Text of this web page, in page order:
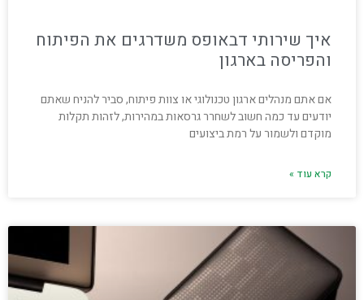
איך שירותי דבאופס משדרגים את הפיתוח
והפריסה בארגון
אם אתם מנהלים ארגון טכנולוגי או צוות פיתוח, סביר להניח שאתם
יודעים עד כמה חשוב לשחרר גרסאות במהירות, לזהות תקלות
מוקדם ולשמור על רמת ביצועים
קרא עוד »